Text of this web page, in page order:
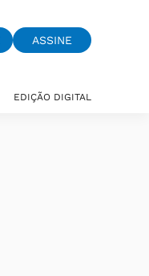
ASSINE
EDIÇÃO DIGITAL